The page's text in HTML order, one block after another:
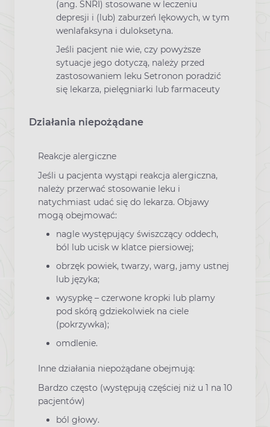
(ang. SNRI) stosowane w leczeniu
depresji i (lub) zaburzeń lękowych, w tym
wenlafaksyna i duloksetyna.
Jeśli pacjent nie wie, czy powyższe
sytuacje jego dotyczą, należy przed
zastosowaniem leku Setronon poradzić
się lekarza, pielęgniarki lub farmaceuty
Działania niepożądane
Reakcje alergiczne
Jeśli u pacjenta wystąpi reakcja alergiczna,
należy przerwać stosowanie leku i
natychmiast udać się do lekarza. Objawy
mogą obejmować:
nagle występujący świszczący oddech,
ból lub ucisk w klatce piersiowej;
obrzęk powiek, twarzy, warg, jamy ustnej
lub języka;
wysypkę – czerwone kropki lub plamy
pod skórą gdziekolwiek na ciele
(pokrzywka);
omdlenie.
Inne działania niepożądane obejmują:
Bardzo często (występują częściej niż u 1 na 10
pacjentów)
ból głowy.